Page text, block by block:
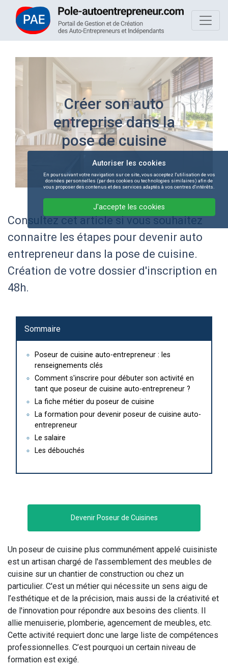
Créer son auto
entreprise dans la
pose de cuisine
Consultez cet article si vous souhaitez
connaitre les étapes pour devenir auto
entrepreneur dans la pose de cuisine.
Création de votre dossier d'inscription en
48h.
Sommaire
Poseur de cuisine auto-entrepreneur : les
renseignements clés
Comment s'inscrire pour débuter son activité en
tant que poseur de cuisine auto-entrepreneur ?
La fiche métier du poseur de cuisine
La formation pour devenir poseur de cuisine auto-
entrepreneur
Le salaire
Les débouchés
Devenir Poseur de Cuisines
Un poseur de cuisine plus communément appelé cuisiniste
est un artisan chargé de l'assemblement des meubles de
cuisine sur un chantier de construction ou chez un
particulier. C'est un métier qui nécessite un sens aigu de
l’esthétique et de la précision, mais aussi de la créativité et
de l'innovation pour répondre aux besoins des clients. Il
allie menuiserie, plomberie, agencement de meubles, etc.
Cette activité requiert donc une large liste de compétences
professionnelles. C’est pourquoi un certain niveau de
formation est exigé.
Autoriser les cookies
En poursuivant votre navigation sur ce site, vous acceptez l'utilisation de vos
données personnelles (par des cookies ou technologies similaires) afin de
vous proposer des contenus et des services adaptés à vos centres d'intérêts.
J'accepte les cookies